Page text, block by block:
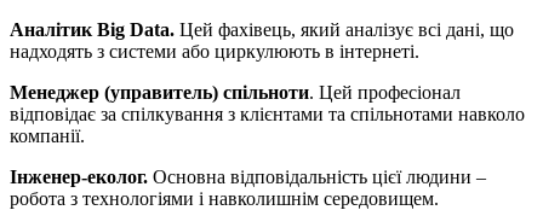
Аналітик Big Data. Цей фахівець, який аналізує всі дані, що
надходять з системи або циркулюють в інтернеті.
Менеджер (управитель) спільноти. Цей професіонал
відповідає за спілкування з клієнтами та спільнотами навколо
компанії.
Інженер-еколог. Основна відповідальність цієї людини –
робота з технологіями і навколишнім середовищем.